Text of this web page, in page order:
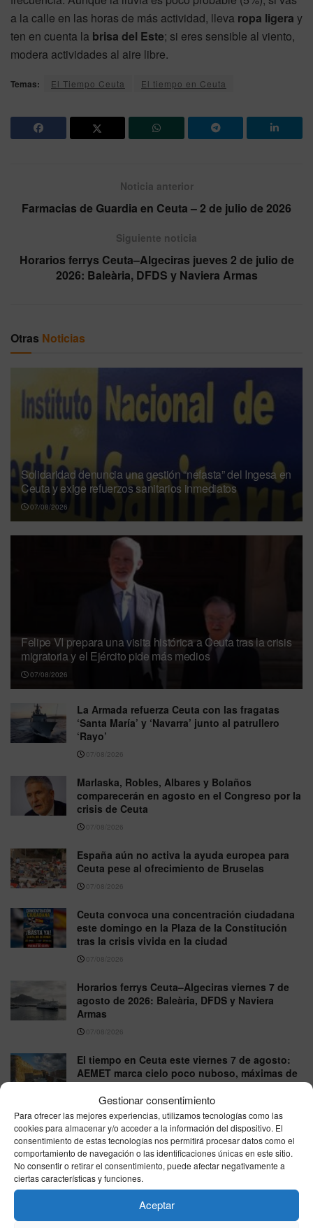
Gestionar consentimiento
Para ofrecer las mejores experiencias, utilizamos tecnologías como las
cookies para almacenar y/o acceder a la información del dispositivo. El
consentimiento de estas tecnologías nos permitirá procesar datos como el
comportamiento de navegación o las identificaciones únicas en este sitio.
No consentir o retirar el consentimiento, puede afectar negativamente a
ciertas características y funciones.
Aceptar
a la calle en las horas de más actividad, lleva ropa ligera y
ten en cuenta la brisa del Este; si eres sensible al viento,
modera actividades al aire libre.
Temas: El Tiempo Ceuta El tiempo en Ceuta
Noticia anterior
Farmacias de Guardia en Ceuta – 2 de julio de 2026
Siguiente noticia
Horarios ferrys Ceuta–Algeciras jueves 2 de julio de
2026: Baleària, DFDS y Naviera Armas
Otras Noticias
Solidaridad denuncia una gestión “nefasta” del Ingesa en
Ceuta y exige refuerzos sanitarios inmediatos
07/08/2026
Felipe VI prepara una visita histórica a Ceuta tras la crisis
migratoria y el Ejército pide más medios
07/08/2026
La Armada refuerza Ceuta con las fragatas
‘Santa María’ y ‘Navarra’ junto al patrullero
‘Rayo’
07/08/2026
Marlaska, Robles, Albares y Bolaños
comparecerán en agosto en el Congreso por la
crisis de Ceuta
07/08/2026
España aún no activa la ayuda europea para
Ceuta pese al ofrecimiento de Bruselas
07/08/2026
Ceuta convoca una concentración ciudadana
este domingo en la Plaza de la Constitución
tras la crisis vivida en la ciudad
07/08/2026
Horarios ferrys Ceuta–Algeciras viernes 7 de
agosto de 2026: Baleària, DFDS y Naviera
Armas
07/08/2026
El tiempo en Ceuta este viernes 7 de agosto:
AEMET marca cielo poco nuboso, máximas de
27°C y viento del E
07/08/2026
VER MÁS